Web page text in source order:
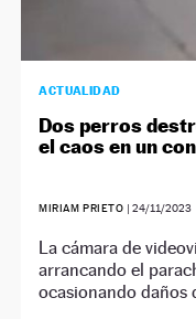
ACTUALIDAD
Dos perros
el caos en un
MIRIAM PRIETO | 24/11/2023
La cámara de
arrancando el
ocasionando daños